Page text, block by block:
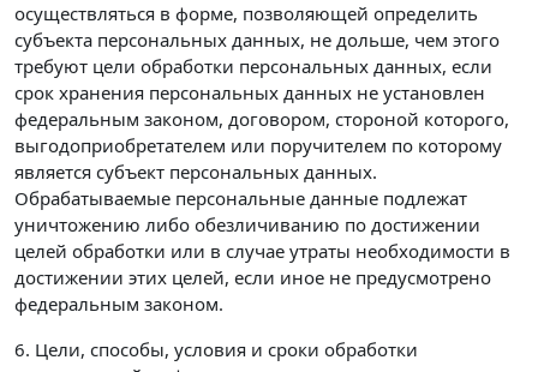
осуществляться в форме, позволяющей определить
субъекта персональных данных, не дольше, чем этого
требуют цели обработки персональных данных, если
срок хранения персональных данных не установлен
федеральным законом, договором, стороной которого,
выгодоприобретателем или поручителем по которому
является субъект персональных данных.
Обрабатываемые персональные данные подлежат
уничтожению либо обезличиванию по достижении
целей обработки или в случае утраты необходимости в
достижении этих целей, если иное не предусмотрено
федеральным законом.
6. Цели, способы, условия и сроки обработки